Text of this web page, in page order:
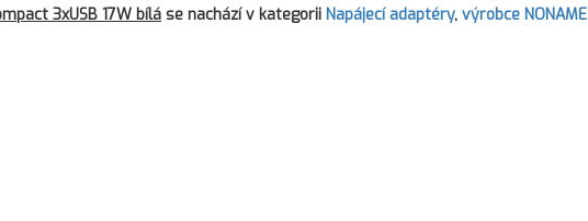
3xUSB 17W bílá se nachází v kategorii Napájecí adaptéry, výrobce NONAME